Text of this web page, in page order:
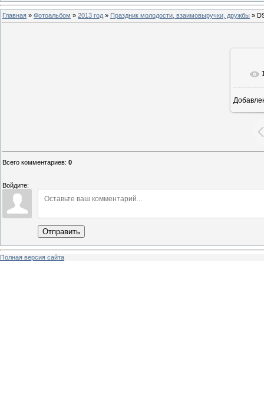
Главная » Фотоальбом » 2013 год » Праздник молодости, взаимовыручки, дружбы »
Всего комментариев: 0
Войдите:
Отправить
Полная версия сайта